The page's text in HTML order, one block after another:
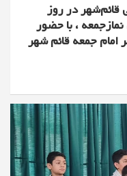
قائم‌شهر در روز
، با حضور
امام جمعه قائم شهر